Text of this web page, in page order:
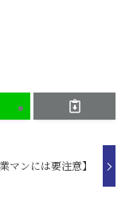
マンには要注意】